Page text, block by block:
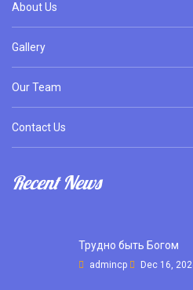
About Us
Gallery
Our Team
Contact Us
Recent News
Трудно быть Богом
admincp Dec 16,